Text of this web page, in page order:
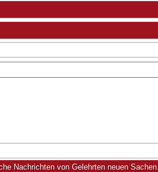
Nachrichten von Gelehrten neuen Sachen.